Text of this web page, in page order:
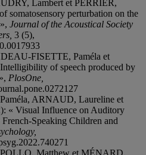
Lambert et PERRIER,
somatosensory perturbation on the
Journal of the Acoustical Society
3 (5),
FISETTE, Paméla et
of speech produced by
PlosOne,
ARNAUD, Laureline et
« Visual Influence on Auditory
Speaking Children and
Matthew et MÉNARD,